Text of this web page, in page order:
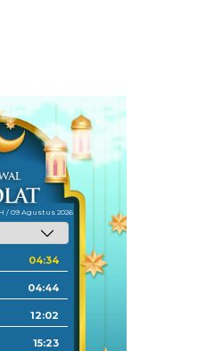
/ 09 Agustus 2026
04:34
04:44
12:02
15:23